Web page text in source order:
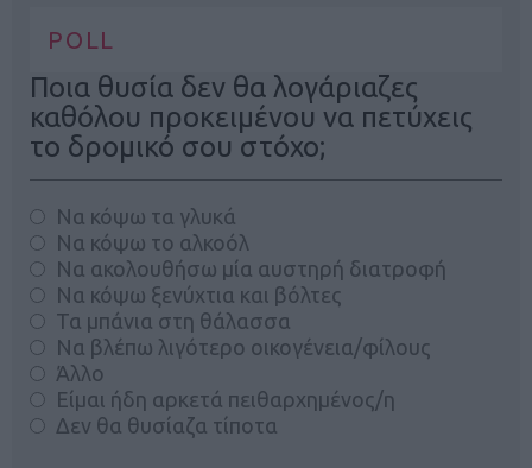
POLL
Ποια θυσία δεν θα λογάριαζες
καθόλου προκειμένου να πετύχεις
το δρομικό σου στόχο;
Να κόψω τα γλυκά
Να κόψω το αλκοόλ
Να ακολουθήσω μία αυστηρή διατροφή
Να κόψω ξενύχτια και βόλτες
Τα μπάνια στη θάλασσα
Να βλέπω λιγότερο οικογένεια/φίλους
Άλλο
Είμαι ήδη αρκετά πειθαρχημένος/η
Δεν θα θυσίαζα τίποτα